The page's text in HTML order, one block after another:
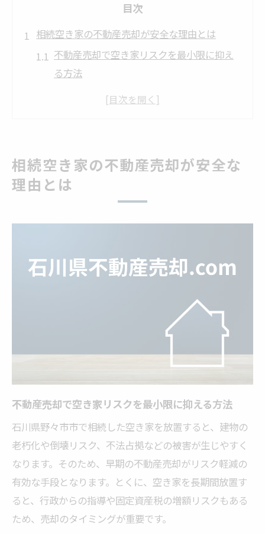
目次
相続空き家の不動産売却が安全な理由とは
不動産売却で空き家リスクを最小限に抑え
る方法
相続空き家を安全に不動産売却するメリッ
不動産売却で相続トラブルを未然に防ぐポ
イント
空き家を放置せず不動産売却を急ぐ重要性
相続後は早期に不動産売却を進めるべき理
不動産売却で空き家の資産価値低下を防ぐ
方法
野々市市の空き家を不動産売却で有効活用
する
税優遇制度を活かす不動産売却の準備方法
不動産売却前に確認すべき税優遇制度の要
点
相続空き家の不動産売却で税制優遇を最大
活用
相続空き家の不動産売却が安全な
理由とは
不動産売却で空き家リスクを最小限に抑える方法
石川県野々市市で相続した空き家を放置すると、建物の
老朽化や倒壊リスク、不法占拠などの被害が生じやすく
なります。そのため、早期の不動産売却がリスク軽減の
有効な手段となります。とくに、空き家を長期間放置す
ると、行政からの指導や固定資産税の増額リスクもある
ため、売却のタイミングが重要です。